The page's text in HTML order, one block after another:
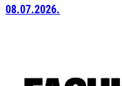
08.07.2026.